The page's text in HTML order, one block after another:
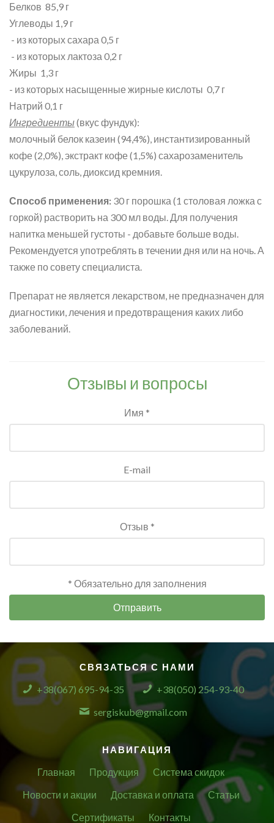
Белков 85,9 г
Углеводы 1,9 г
- из которых сахара 0,5 г
- из которых лактоза 0,2 г
Жиры 1,3 г
- из которых насыщенные жирные кислоты 0,7 г
Натрий 0,1 г
Ингредиенты(вкус фундук):
молочный белок казеин (94,4%), инстантизированный
кофе (2,0%), экстракт кофе (1,5%) сахарозаменитель
цукрулоза, соль, диоксид кремния.
Способ применения: 30 г порошка (1 столовая ложка с
горкой) растворить на 300 мл воды. Для получения
напитка меньшей густоты - добавьте больше воды.
Рекомендуется употреблять в течении дня или на ночь. А
также по совету специалиста.
Препарат не является лекарством, не предназначен для
диагностики, лечения и предотвращения каких либо
заболеваний.
Отзывы и вопросы
Имя *
E-mail
Отзыв *
* Обязательно для заполнения
Отправить
СВЯЗАТЬСЯ С НАМИ
+38(067) 695-94-35
+38(050) 254-93-40
sergiskub@gmail.com
НАВИГАЦИЯ
Главная Продукция
Система скидок
Новости и акции
Доставка и оплата
Статьи
Сертификаты
Контакты